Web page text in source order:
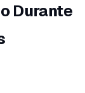
Durante